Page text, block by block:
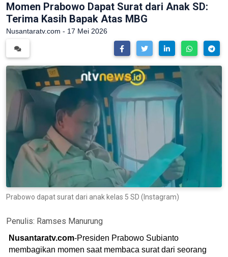
Momen Prabowo Dapat Surat dari Anak SD:
Terima Kasih Bapak Atas MBG
Nusantaratv.com - 17 Mei 2026
Prabowo dapat surat dari anak kelas 5 SD (Instagram)
Penulis: Ramses Manurung
Nusantaratv.com-Presiden Prabowo Subianto
membagikan momen saat membaca surat dari seorang